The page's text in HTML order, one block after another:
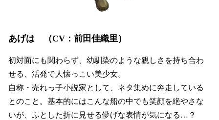
あげは （CV：前田佳織里）
初対面にも関わらず、幼馴染のような親しさを持ち合わ
せる、活発で人懐っこい美少女。
自称・売れっ子小説家として、ネタ集めに奔走している
とのこと。基本的にはこんな船の中でも笑顔を絶やさな
いが、ふとした折に見せる儚げな表情が気になる…？